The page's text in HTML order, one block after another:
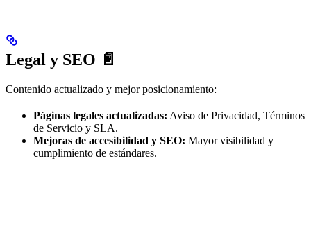
Legal y SEO 📄
Contenido actualizado y mejor posicionamiento:
Páginas legales actualizadas: Aviso de Privacidad, Términos
de Servicio y SLA.
Mejoras de accesibilidad y SEO: Mayor visibilidad y
cumplimiento de estándares.